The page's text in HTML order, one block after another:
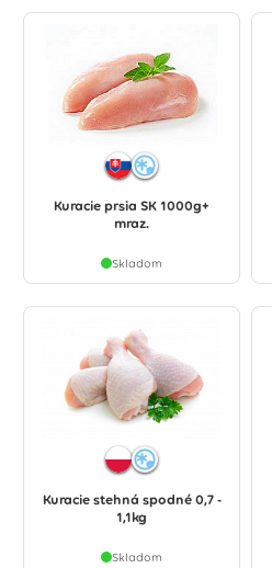
Kuracie prsia SK 1000g+
mraz.
Skladom
Kuracie stehná spodné 0,7 -
1,1kg
Skladom